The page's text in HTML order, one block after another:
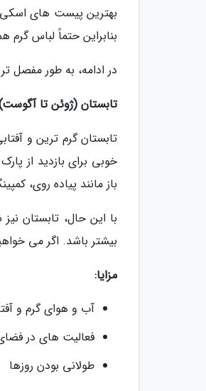
بهترین پیست های اسکی
بنابراین حتماً لباس گرم
در ادامه، به طور مفصل
تابستان (ژوئن تا
خوبی برای بازدید از
باز مانند پیاده روی،
با این حال، تابستان
بیشتر باشد. اگر می
مزایا:
آب و هوای گرم و
فعالیت های در
طولانی بودن روزها